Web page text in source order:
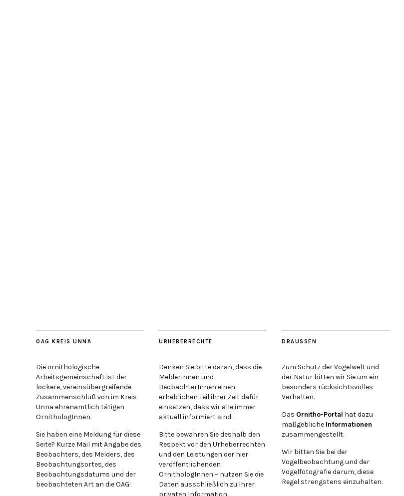
OAG KREIS UNNA
Die ornithologische
Arbeitsgemeinschaft ist der
lockere, vereinsübergreifende
Zusammenschluß von im Kreis
Unna ehrenamtlich tätigen
OrnithologInnen.
Sie haben eine Meldung für diese
Seite? Kurze Mail mit Angabe des
Beobachters, des Melders, des
Beobachtungsortes, des
Beobachtungsdatums und der
beobachteten Art an die OAG:
URHEBERRECHTE
Denken Sie bitte daran, dass die
MelderInnen und
BeobachterInnen einen
erheblichen Teil ihrer Zeit dafür
einsetzen, dass wir alle immer
aktuell informiert sind.
Bitte bewahren Sie deshalb den
Respekt vor den Urheberrechten
und den Leistungen der hier
veröffentlichenden
OrnithologInnen – nutzen Sie die
Daten ausschließlich zu Ihrer
privaten Information.
DRAUSSEN
Zum Schutz der Vogelwelt und
der Natur bitten wir Sie um ein
besonders rücksichtsvolles
Verhalten.
Das Ornitho-Portal hat dazu
maßgebliche Informationen
zusammengestellt.
Wir bitten Sie bei der
Vogelbeobachtung und der
Vogelfotografie darum, diese
Regel strengstens einzuhalten.